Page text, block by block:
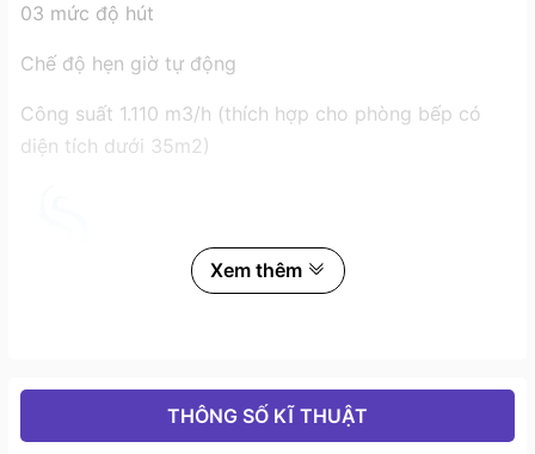
03 mức độ hút
Chế độ hẹn giờ tự động
Công suất 1.110 m3/h (thích hợp cho phòng bếp có
diện tích dưới 35m2)
Xem thêm
THÔNG SỐ KĨ THUẬT